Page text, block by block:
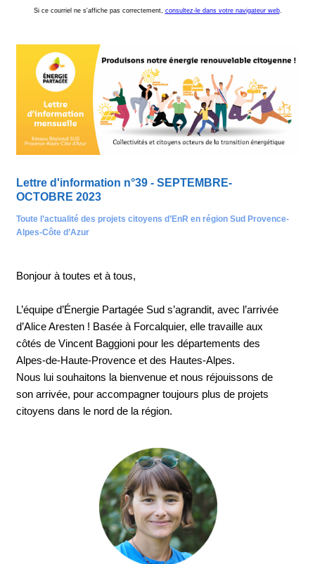
Si ce courriel ne s'affiche pas correctement, consultez-le dans votre navigateur web.
Lettre d'information n°39 - SEPTEMBRE-
OCTOBRE 2023
Toute l’actualité des projets citoyens d’EnR en région Sud Provence-
Alpes-Côte d’Azur
Bonjour à toutes et à tous,
L’équipe d’Énergie Partagée Sud s’agrandit, avec l’arrivée
d’Alice Aresten ! Basée à Forcalquier, elle travaille aux
côtés de Vincent Baggioni pour les départements des
Alpes-de-Haute-Provence et des Hautes-Alpes.
Nous lui souhaitons la bienvenue et nous réjouissons de
son arrivée, pour accompagner toujours plus de projets
citoyens dans le nord de la région.